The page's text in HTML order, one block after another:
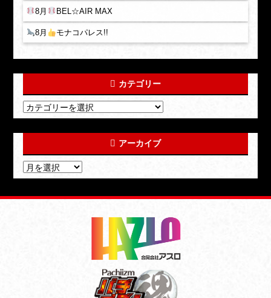
8月 BEL☆AIR MAX
8月 モナコパレス!!
カテゴリー
アーカイブ